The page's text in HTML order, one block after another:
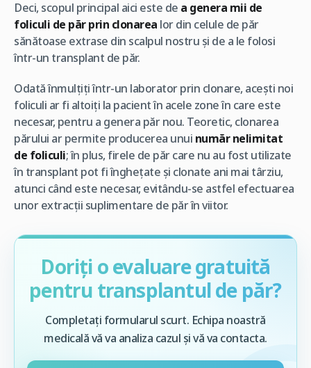
Deci, scopul principal aici este de a genera mii de
foliculi de păr prin clonarea lor din celule de păr
sănătoase extrase din scalpul nostru și de a le folosi
într-un transplant de păr.
Odată înmulțiți într-un laborator prin clonare, acești noi
foliculi ar fi altoiți la pacient în acele zone în care este
necesar, pentru a genera păr nou. Teoretic, clonarea
părului ar permite producerea unui număr nelimitat
de foliculi; în plus, firele de păr care nu au fost utilizate
în transplant pot fi înghețate și clonate ani mai târziu,
atunci când este necesar, evitându-se astfel efectuarea
unor extracții suplimentare de păr în viitor.
Doriți o evaluare gratuită
pentru transplantul de păr?
Completați formularul scurt. Echipa noastră
medicală vă va analiza cazul și vă va contacta.